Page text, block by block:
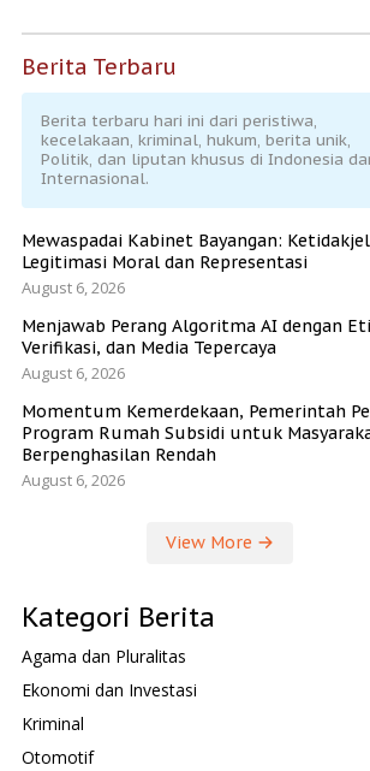
Berita Terbaru
Berita terbaru hari ini dari peristiwa,
kecelakaan, kriminal, hukum, berita unik,
Politik, dan liputan khusus di Indonesia
Internasional.
Mewaspadai Kabinet Bayangan:
Legitimasi Moral dan Representasi
August 6, 2026
Menjawab Perang Algoritma AI dengan
Verifikasi, dan Media Tepercaya
August 6, 2026
Momentum Kemerdekaan, Pemerintah
Program Rumah Subsidi untuk
Berpenghasilan Rendah
August 6, 2026
View More
Kategori Berita
Agama dan Pluralitas
Ekonomi dan Investasi
Kriminal
Otomotif